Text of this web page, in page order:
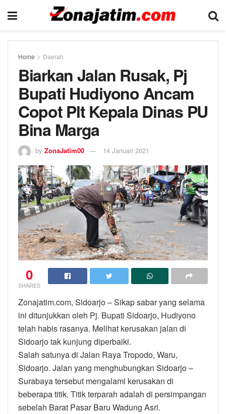
Home Daerah
Biarkan Jalan Rusak, Pj
Bupati Hudiyono Ancam
Copot Plt Kepala Dinas PU
Bina Marga
by ZonaJatim00 14 Januari 2021
0
SHARES
Zonajatim.com, Sidoarjo – Sikap sabar yang selama
ini ditunjukkan oleh Pj. Bupati Sidoarjo, Hudiyono
telah habis rasanya. Melihat kerusakan jalan di
Sidoarjo tak kunjung diperbaiki.
Salah satunya di Jalan Raya Tropodo, Waru,
Sidoarjo. Jalan yang menghubungkan Sidoarjo –
Surabaya tersebut mengalami kerusakan di
beberapa titik. Titik terparah adalah di persimpangan
sebelah Barat Pasar Baru Wadung Asri.